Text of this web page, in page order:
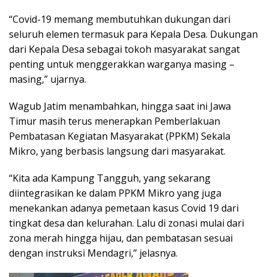
“Covid-19 memang membutuhkan dukungan dari
seluruh elemen termasuk para Kepala Desa. Dukungan
dari Kepala Desa sebagai tokoh masyarakat sangat
penting untuk menggerakkan warganya masing –
masing,” ujarnya.
Wagub Jatim menambahkan, hingga saat ini Jawa
Timur masih terus menerapkan Pemberlakuan
Pembatasan Kegiatan Masyarakat (PPKM) Sekala
Mikro, yang berbasis langsung dari masyarakat.
“Kita ada Kampung Tangguh, yang sekarang
diintegrasikan ke dalam PPKM Mikro yang juga
menekankan adanya pemetaan kasus Covid 19 dari
tingkat desa dan kelurahan. Lalu di zonasi mulai dari
zona merah hingga hijau, dan pembatasan sesuai
dengan instruksi Mendagri,” jelasnya.